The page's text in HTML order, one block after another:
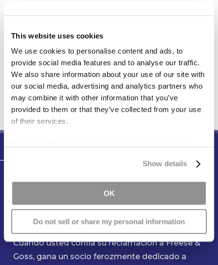
This website uses cookies
We use cookies to personalise content and ads, to
provide social media features and to analyse our traffic.
We also share information about your use of our site with
our social media, advertising and analytics partners who
may combine it with other information that you’ve
provided to them or that they’ve collected from your use
of their services.
Show details
OK
Do not sell or share my personal information
Comentarios recientes
No hay comentarios que mostrar.
Puede contar con nuestro
equipo cuando más nos
necesite
Cuando usted confía su reclamación a Freese &
Goss, gana un socio ferozmente dedicado a